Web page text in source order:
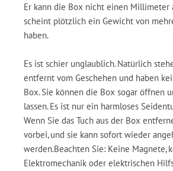
Er kann die Box nicht einen Millimeter
scheint plötzlich ein Gewicht von
haben.
Es ist schier unglaublich. Natürlich
entfernt vom Geschehen und haben
Box. Sie können die Box sogar öffnen
lassen. Es ist nur ein harmloses
Wenn Sie das Tuch aus der Box
vorbei, und sie kann sofort wieder
werden.Beachten Sie: Keine Magnete,
Elektromechanik oder elektrischen